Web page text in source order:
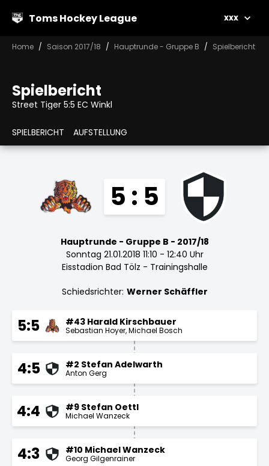
Toms Hockey League xxx
Home Saison 2017/18 Hauptrunde - Gruppe B Spielbericht
Spielbericht
Street Tiger 5:5 EC Winkl
SPIELBERICHT AUFSTELLUNG
5 : 5
Hauptrunde - Gruppe B - 2017/18
Sonntag 21.01.2018 11:10 - 12:40 Uhr
Eisstadion Bad Tölz - Trainingshalle
Schiedsrichter: Werner Schäffler
5:5 #43 Harald Kirschbauer
Sebastian Hoyer Michael Bosch
4:5 #2 Stefan Adelwarth
Anton Gerg
4:4 #9 Stefan Oettl
Michael Wanzeck
4:3 #10 Michael Wanzeck
Georg Gilgenrainer